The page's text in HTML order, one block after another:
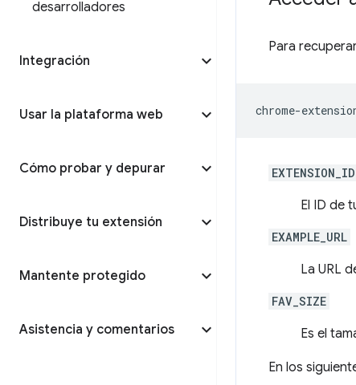
desarrolladores
Integración
Usar la plataforma web
Cómo probar y depurar
Distribuye tu extensión
Mantente protegido
Asistencia y comentarios
Para
EXTENSION_ID
El ID de
EXAMPLE_URL
La URL
FAV_SIZE
Es el
En los